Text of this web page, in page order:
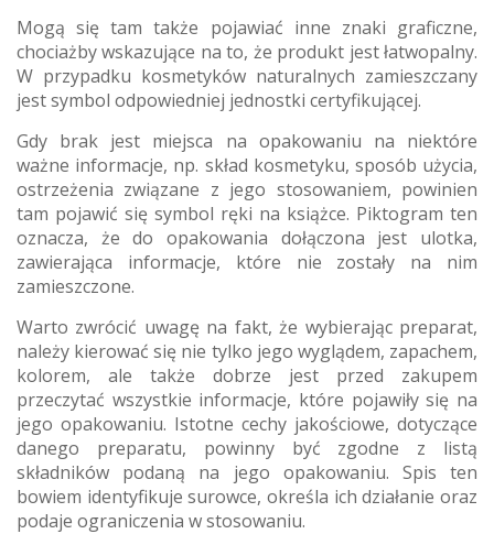
Mogą się tam także pojawiać inne znaki graficzne,
chociażby wskazujące na to, że produkt jest łatwopalny.
W przypadku kosmetyków naturalnych zamieszczany
jest symbol odpowiedniej jednostki certyfikującej.
Gdy brak jest miejsca na opakowaniu na niektóre
ważne informacje, np. skład kosmetyku, sposób użycia,
ostrzeżenia związane z jego stosowaniem, powinien
tam pojawić się symbol ręki na książce. Piktogram ten
oznacza, że do opakowania dołączona jest ulotka,
zawierająca informacje, które nie zostały na nim
zamieszczone.
Warto zwrócić uwagę na fakt, że wybierając preparat,
należy kierować się nie tylko jego wyglądem, zapachem,
kolorem, ale także dobrze jest przed zakupem
przeczytać wszystkie informacje, które pojawiły się na
jego opakowaniu. Istotne cechy jakościowe, dotyczące
danego preparatu, powinny być zgodne z listą
składników podaną na jego opakowaniu. Spis ten
bowiem identyfikuje surowce, określa ich działanie oraz
podaje ograniczenia w stosowaniu.